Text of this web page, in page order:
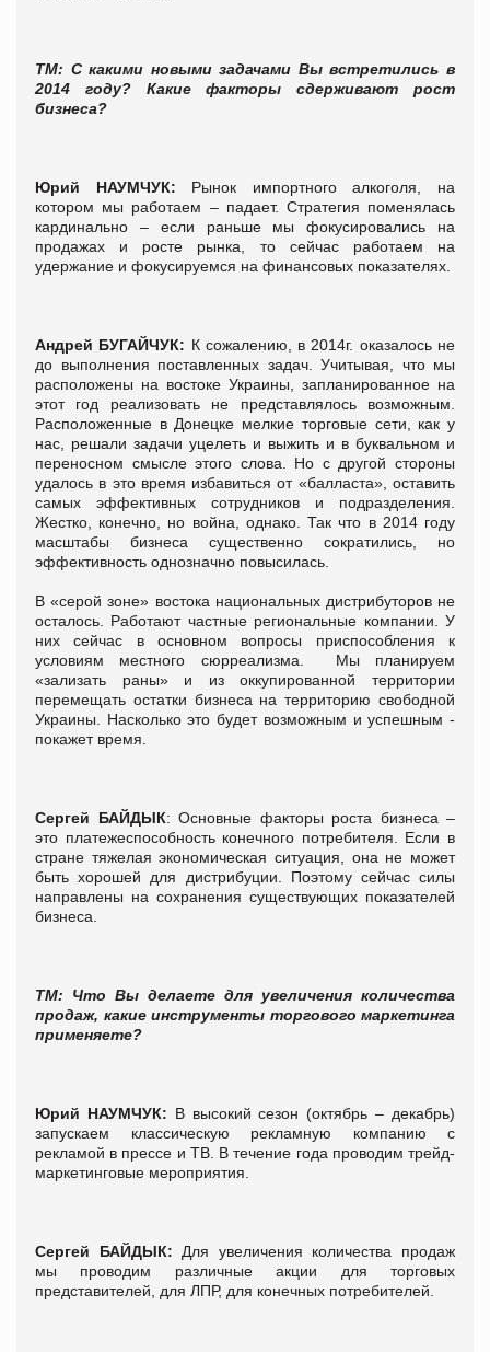
ТМ: С какими новыми задачами Вы встретились в
2014 году? Какие факторы сдерживают рост
бизнеса?
Юрий НАУМЧУК: Рынок импортного алкоголя, на
котором мы работаем – падает. Стратегия поменялась
кардинально – если раньше мы фокусировались на
продажах и росте рынка, то сейчас работаем на
удержание и фокусируемся на финансовых показателях.
Андрей БУГАЙЧУК: К сожалению, в 2014г. оказалось не
до выполнения поставленных задач. Учитывая, что мы
расположены на востоке Украины, запланированное на
этот год реализовать не представлялось возможным.
Расположенные в Донецке мелкие торговые сети, как у
нас, решали задачи уцелеть и выжить и в буквальном и
переносном смысле этого слова. Но с другой стороны
удалось в это время избавиться от «балласта», оставить
самых эффективных сотрудников и подразделения.
Жестко, конечно, но война, однако. Так что в 2014 году
масштабы бизнеса существенно сократились, но
эффективность однозначно повысилась.
В «серой зоне» востока национальных дистрибуторов не
осталось. Работают частные региональные компании. У
них сейчас в основном вопросы приспособления к
условиям местного сюрреализма. Мы планируем
«зализать раны» и из оккупированной территории
перемещать остатки бизнеса на территорию свободной
Украины. Насколько это будет возможным и успешным -
покажет время.
Сергей БАЙДЫК: Основные факторы роста бизнеса –
это платежеспособность конечного потребителя. Если в
стране тяжелая экономическая ситуация, она не может
быть хорошей для дистрибуции. Поэтому сейчас силы
направлены на сохранения существующих показателей
бизнеса.
ТМ: Что Вы делаете для увеличения количества
продаж, какие инструменты торгового маркетинга
применяете?
Юрий НАУМЧУК: В высокий сезон (октябрь – декабрь)
запускаем классическую рекламную компанию с
рекламой в прессе и ТВ. В течение года проводим трейд-
маркетинговые мероприятия.
Сергей БАЙДЫК: Для увеличения количества продаж
мы проводим различные акции для торговых
представителей, для ЛПР, для конечных потребителей.